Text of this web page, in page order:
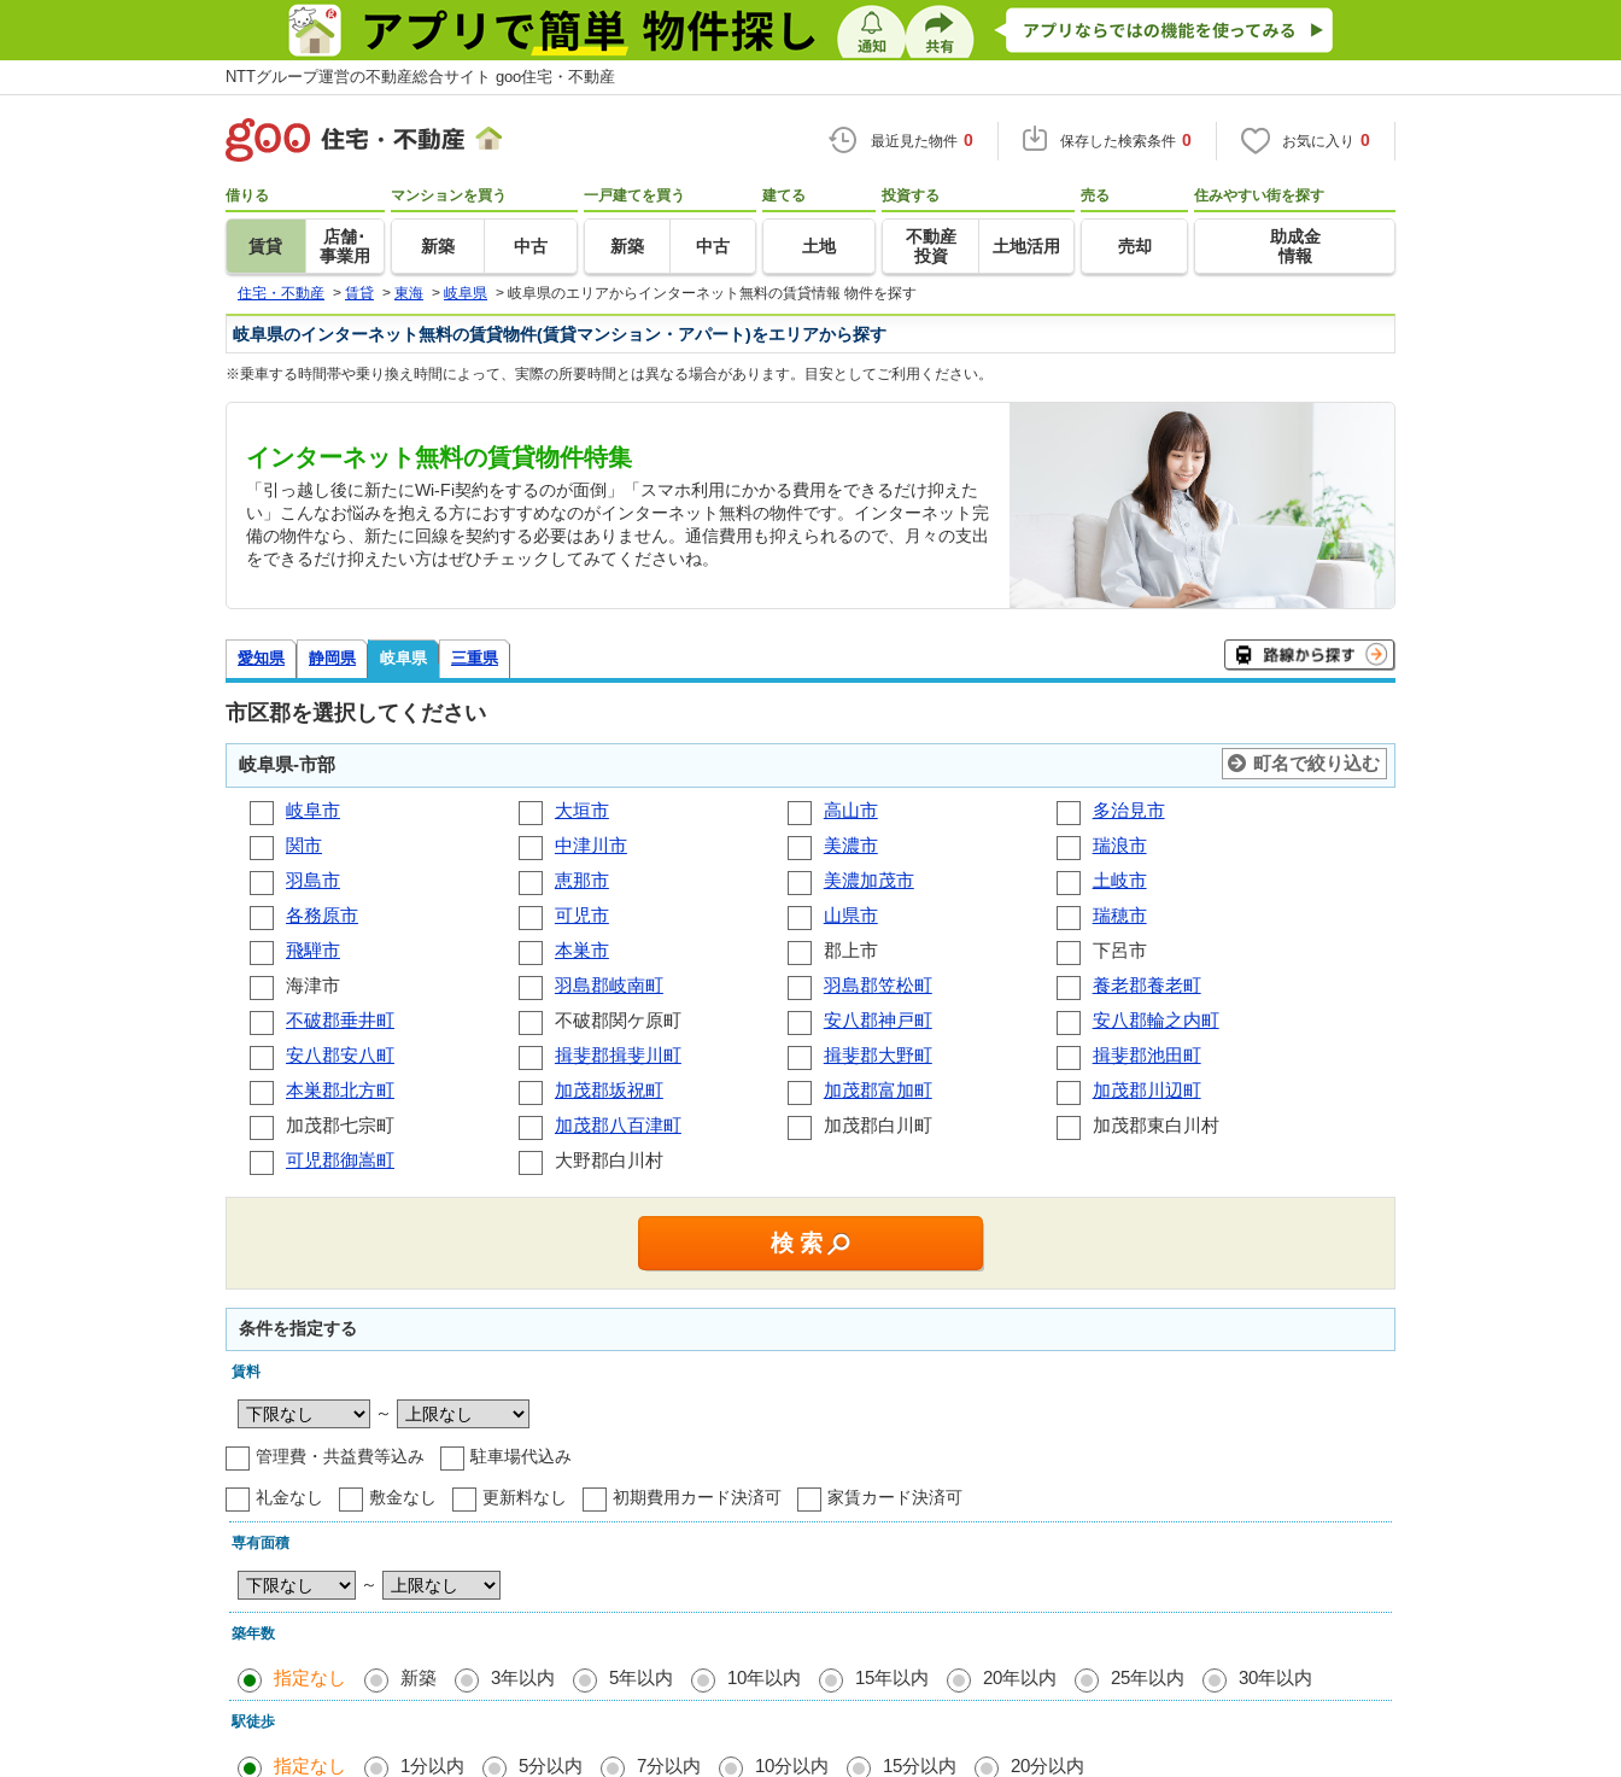
NTTグループ運営の不動産総合サイト goo住宅・不動産
最近見た物件 0 保存した検索条件 0 お気に入り 0
借りる
賃貸
店舗･
事業用
マンションを買う
新築 中古
一戸建てを買う
新築 中古
建てる
土地
投資する
不動産
投資
土地活用
売る
売却
住みやすい街を探す
助成金
情報
住宅・不動産 > 賃貸 > 東海 > 岐阜県 > 岐阜県のエリアからインターネット無料の賃貸情報 物件を探す
岐阜県のインターネット無料の賃貸物件(賃貸マンション・アパート)をエリアから探す
※乗車する時間帯や乗り換え時間によって、実際の所要時間とは異なる場合があります。目安としてご利用ください。
インターネット無料の賃貸物件特集
「引っ越し後に新たにWi-Fi契約をするのが面倒」「スマホ利用にかかる費用をできるだけ抑えた
い」こんなお悩みを抱える方におすすめなのがインターネット無料の物件です。インターネット完
備の物件なら、新たに回線を契約する必要はありません。通信費用も抑えられるので、月々の支出
をできるだけ抑えたい方はぜひチェックしてみてくださいね。
愛知県 静岡県 岐阜県 三重県
市区郡を選択してください
岐阜県-市部 町名で絞り込む
岐阜市 大垣市 高山市
多治見市
関市
中津川市 美濃市
瑞浪市
羽島市
恵那市 美濃加茂市
土岐市
各務原市
可児市 山県市
瑞穂市
飛騨市
本巣市 郡上市
下呂市
海津市
羽島郡岐南町 羽島郡笠松町
養老郡養老町
不破郡垂井町
不破郡関ケ原町 安八郡神戸町
安八郡輪之内町
安八郡安八町
揖斐郡揖斐川町 揖斐郡大野町
揖斐郡池田町
本巣郡北方町
加茂郡坂祝町 加茂郡富加町
加茂郡川辺町
加茂郡七宗町
加茂郡八百津町 加茂郡白川町
加茂郡東白川村
可児郡御嵩町
大野郡白川村
条件を指定する
賃料
～
管理費・共益費等込み 駐車場代込み
礼金なし 敷金なし 更新料なし 初期費用カード決済可 家賃カード決済可
専有面積
～
築年数
指定なし 新築 3年以内 5年以内 10年以内 15年以内 20年以内 25年以内 30年以内
駅徒歩
指定なし 1分以内 5分以内 7分以内 10分以内 15分以内 20分以内